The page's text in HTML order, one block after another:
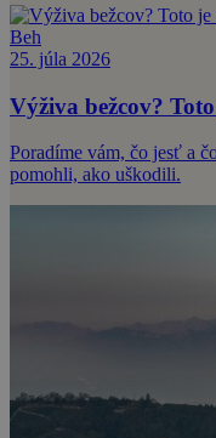
Beh
25. júla 2026
Výživa bežcov?
Poradíme vám, čo jesť a
pomohli, ako uškodili.